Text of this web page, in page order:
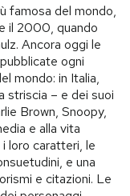
famosa del mondo,
il 2000, quando
Ancora oggi le
ogni
mondo: in Italia,
striscia – e dei suoi
Brown, Snoopy,
e alla vita
loro caratteri, le
e una
e citazioni. Le